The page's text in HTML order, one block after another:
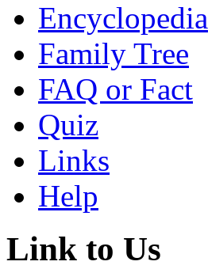
Encyclopedia
Family Tree
FAQ or Fact
Quiz
Links
Help
Link to Us